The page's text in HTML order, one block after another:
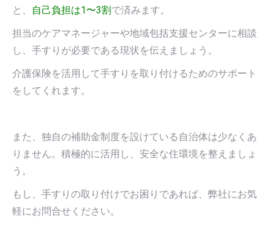
と、
自己負担は1〜3割で済みます。
担当のケアマネージャーや地域包括支援センターに相談
し、手すりが必要である現状を伝えましょう。
介護保険を活用して手すりを取り付けるためのサポート
をしてくれます。
また、独自の補助金制度を設けている自治体は少なくあ
りません。積極的に活用し、安全な住環境を整えましょ
う。
もし、手すりの取り付けでお困りであれば、弊社にお気
軽にお問合せください。